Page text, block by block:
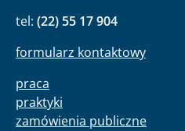
tel: (22) 55 17 904
formularz kontaktowy
praca
praktyki
zamówienia publiczne